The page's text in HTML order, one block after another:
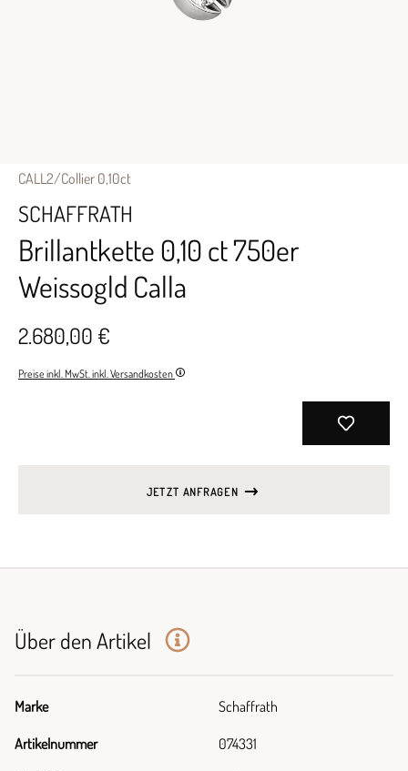
CALL2/Collier 0,10ct
SCHAFFRATH
Brillantkette 0,10 ct 750er
Weissogld Calla
2.680,00 €
Preise inkl. MwSt. inkl. Versandkosten
JETZT ANFRAGEN
Über den Artikel
Marke Schaffrath
Artikelnummer 074331